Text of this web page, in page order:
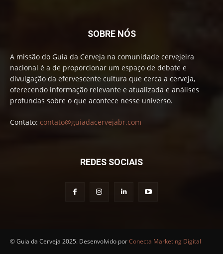
SOBRE NÓS
A missão do Guia da Cerveja na comunidade cervejeira
nacional é a de proporcionar um espaço de debate e
divulgação da efervescente cultura que cerca a cerveja,
oferecendo informação relevante e atualizada e análises
profundas sobre o que acontece nesse universo.
Contato: contato@guiadacervejabr.com
REDES SOCIAIS
© Guia da Cerveja 2025. Desenvolvido porConecta Marketing Digital